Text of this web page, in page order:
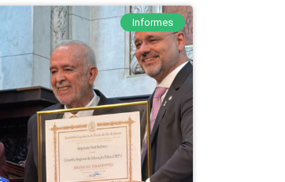
Informes